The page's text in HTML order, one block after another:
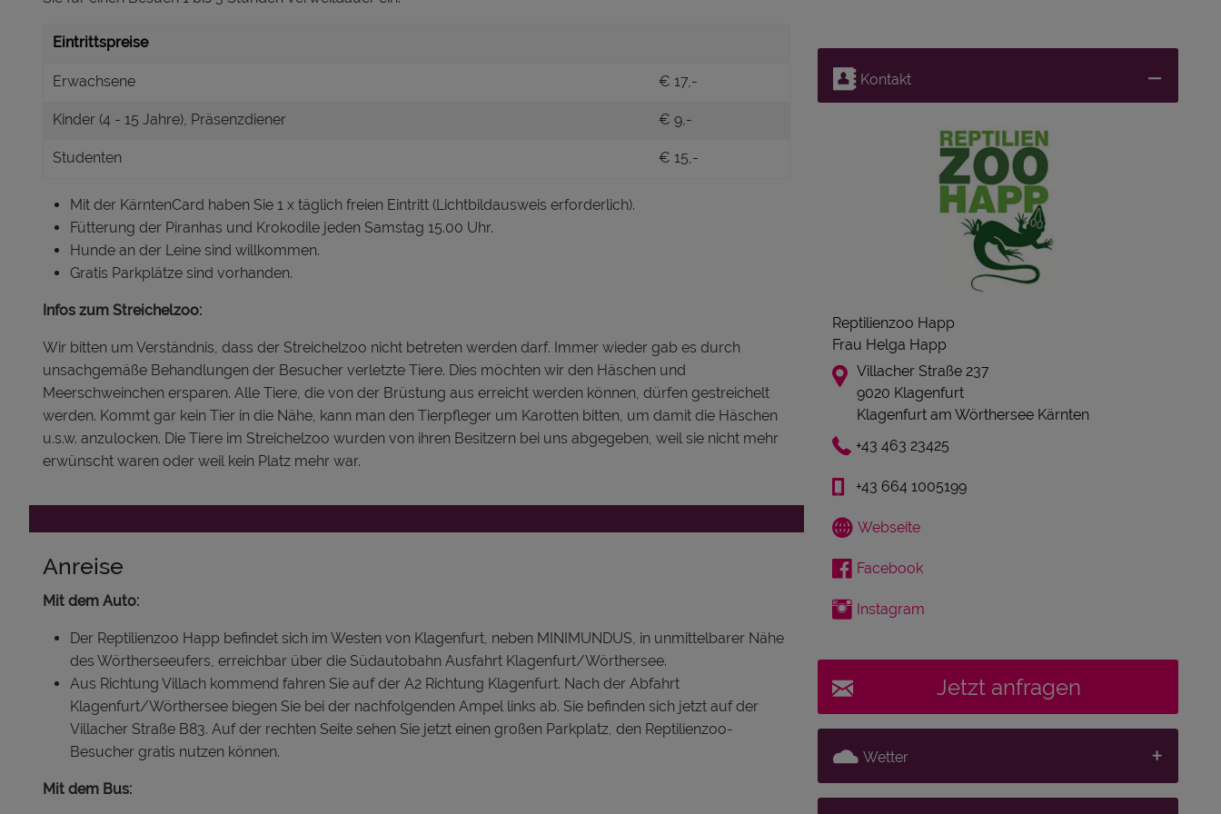
Eintrittspreise
Erwachsene € 17,-
Kinder (4 - 15 Jahre), Präsenzdiener € 9,-
Studenten € 15,-
Mit der KärntenCard haben Sie 1 x täglich freien Eintritt (Lichtbildausweis erforderlich).
Fütterung der Piranhas und Krokodile jeden Samstag 15.00 Uhr.
Hunde an der Leine sind willkommen.
Gratis Parkplätze sind vorhanden.
Infos zum Streichelzoo:
Wir bitten um Verständnis, dass der Streichelzoo nicht betreten werden darf. Immer wieder gab es durch
unsachgemäße Behandlungen der Besucher verletzte Tiere. Dies möchten wir den Häschen und
Meerschweinchen ersparen. Alle Tiere, die von der Brüstung aus erreicht werden können, dürfen gestreichelt
werden. Kommt gar kein Tier in die Nähe, kann man den Tierpfleger um Karotten bitten, um damit die Häschen
u.s.w. anzulocken. Die Tiere im Streichelzoo wurden von ihren Besitzern bei uns abgegeben, weil sie nicht mehr
erwünscht waren oder weil kein Platz mehr war.
Anreise
Mit dem Auto:
Der Reptilienzoo Happ befindet sich im Westen von Klagenfurt, neben MINIMUNDUS, in unmittelbarer Nähe
des Wörtherseeufers, erreichbar über die Südautobahn Ausfahrt Klagenfurt/Wörthersee.
Aus Richtung Villach kommend fahren Sie auf der A2 Richtung Klagenfurt. Nach der Abfahrt
Klagenfurt/Wörthersee biegen Sie bei der nachfolgenden Ampel links ab. Sie befinden sich jetzt auf der
Villacher Straße B83. Auf der rechten Seite sehen Sie jetzt einen großen Parkplatz, den Reptilienzoo-
Besucher gratis nutzen können.
Mit dem Bus:
Kontakt
Reptilienzoo Happ
Frau Helga Happ
Villacher Straße 237
9020 Klagenfurt
Klagenfurt am Wörthersee Kärnten
+43 463 23425
+43 664 1005199
Webseite
Facebook
Instagram
Jetzt anfragen
Wetter